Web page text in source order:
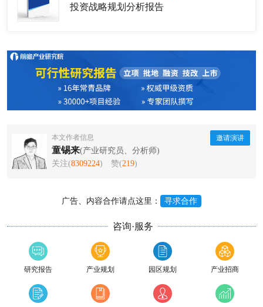
投资战略规划分析报告
本文作者信息
童锡来(产业研究员、分析师)
关注(8309224) 赞(219)
邀请演讲
广告、内容合作请点这里： 寻求合作
咨询·服务
研究报告 产业规划 园区规划 产业招商